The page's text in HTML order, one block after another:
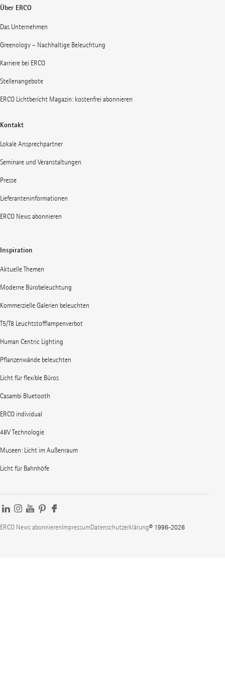
Über ERCO
Das Unternehmen
Greenology – Nachhaltige Beleuchtung
Karriere bei ERCO
Stellenangebote
ERCO Lichtbericht Magazin: kostenfrei abonnieren
Kontakt
Lokale Ansprechpartner
Seminare und Veranstaltungen
Presse
Lieferanteninformationen
ERCO News abonnieren
Inspiration
Aktuelle Themen
Moderne Bürobeleuchtung
Kommerzielle Galerien beleuchten
T5/T8 Leuchtstofflampenverbot
Human Centric Lighting
Pflanzenwände beleuchten
Licht für flexible Büros
Casambi Bluetooth
ERCO individual
48V Technologie
Museen: Licht im Außenraum
Licht für Bahnhöfe
ERCO News abonnierenImpressumDatenschutzerklärung© 1996-2026